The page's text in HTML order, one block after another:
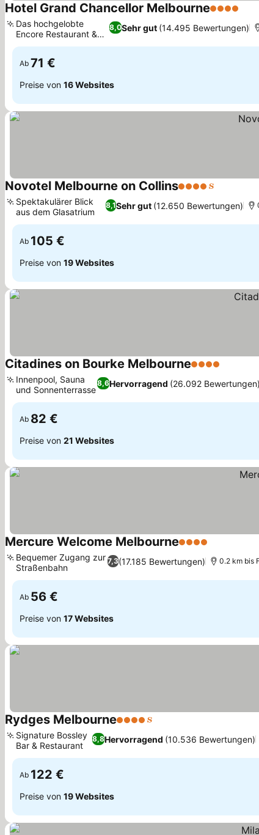
Hotel Grand Chancellor Melbourne4 Sterne
8,0Sehr gut (14.495 Bewertungen)
Das hochgelobte
Encore Restaurant &
Bar
Ab 71 €
Preise von 16 Websites
Novotel Melbourne on Collins4 Sterne
8,1Sehr gut (12.650 Bewertungen)
Spektakulärer Blick
aus dem Glasatrium
Ab 105 €
Preise von 19 Websites
Citadines on Bourke Melbourne4 Sterne
8,6Hervorragend (26.092 Bewertungen)
Innenpool, Sauna
und Sonnenterrasse
Ab 82 €
Preise von 21 Websites
Mercure Welcome Melbourne4 Sterne
7,3(17.185 Bewertungen)
Bequemer Zugang zur
Straßenbahn
0.2 km bis
Ab 56 €
Preise von 17 Websites
Rydges Melbourne4 Sterne
8,8Hervorragend (10.536 Bewertungen)
Signature Bossley
Bar & Restaurant
Ab 122 €
Preise von 19 Websites